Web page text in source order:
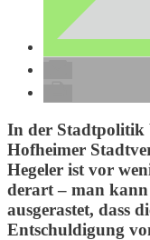
In der Stadtpolitik
Hofheimer
Hegeler ist vor
derart – man kann
ausgerastet, dass
Entschuldigung